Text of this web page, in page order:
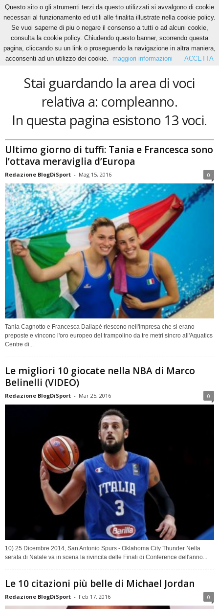
Home Tags Compleanno
compleanno
Stai guardando la area di voci
relativa a: compleanno.
In questa pagina esistono 13 voci.
Ultimo giorno di tuffi: Tania e Francesca sono
l’ottava meraviglia d’Europa
Redazione BlogDiSport - Mag 15, 2016 0
Tania Cagnotto e Francesca Dallapè riescono nell'impresa che si erano
preposte e vincono l'oro europeo del trampolino da tre metri sincro all'Aquatics
Centre di...
Le migliori 10 giocate nella NBA di Marco
Belinelli (VIDEO)
Redazione BlogDiSport - Mar 25, 2016 0
10) 25 Dicembre 2014, San Antonio Spurs - Oklahoma City Thunder Nella
serata di Natale va in scena la rivincita delle Finali di Conference dell'anno...
Le 10 citazioni più belle di Michael Jordan
Redazione BlogDiSport - Feb 17, 2016 0
Questo sito o gli strumenti terzi da questo utilizzati si avvalgono di cookie
necessari al funzionamento ed utili alle finalita illustrate nella cookie policy.
Se vuoi saperne di piu o negare il consenso a tutti o ad alcuni cookie,
consulta la cookie policy. Chiudendo questo banner, scorrendo questa
pagina, cliccando su un link o proseguendo la navigazione in altra maniera,
acconsenti ad un utilizzo dei cookie.
maggiori informazioni ACCETTA